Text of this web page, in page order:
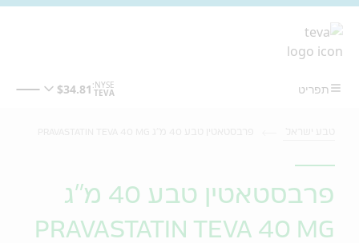
פרבסטאטין טבע 40 מ"ג
PRAVASTATIN TEVA 40 MG